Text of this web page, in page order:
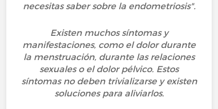
necesitas saber sobre la endometriosis".
Existen muchos síntomas y
manifestaciones, como el dolor durante
la menstruación, durante las relaciones
sexuales o el dolor pélvico. Estos
síntomas no deben trivializarse y existen
soluciones para aliviarlos.